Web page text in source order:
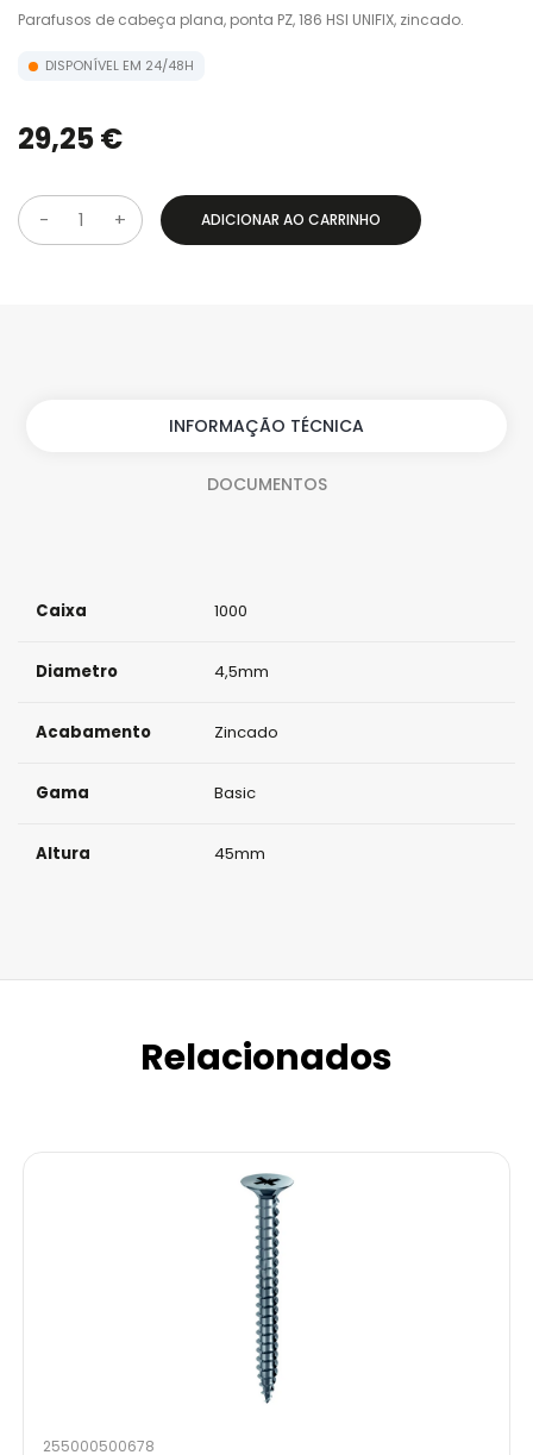
Parafusos de cabeça plana, ponta PZ, 186 HSI UNIFIX, zincado.
DISPONÍVEL EM 24/48H
29,25 €
Q
ADICIONAR AO CARRINHO
INFORMAÇÃO TÉCNICA
DOCUMENTOS
Caixa 1000
Diametro 4,5mm
Acabamento Zincado
Gama Basic
Altura 45mm
Relacionados
255000500678